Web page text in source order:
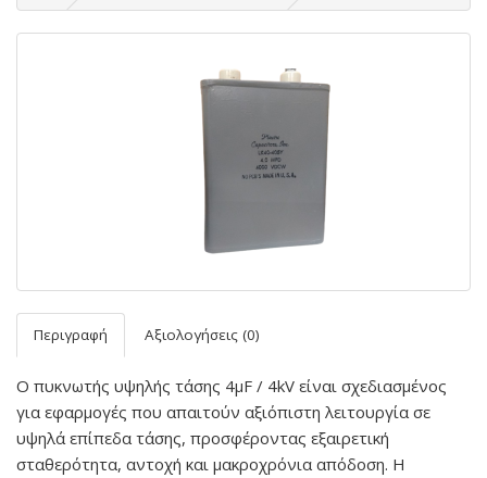
Περιγραφή Αξιολογήσεις (0)
Ο πυκνωτής υψηλής τάσης 4µF / 4kV είναι σχεδιασμένος
για εφαρμογές που απαιτούν αξιόπιστη λειτουργία σε
υψηλά επίπεδα τάσης, προσφέροντας εξαιρετική
σταθερότητα, αντοχή και μακροχρόνια απόδοση. Η